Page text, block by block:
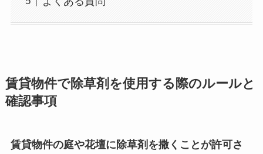
賃貸物件で除草剤を使用する際のルールと
確認事項
賃貸物件の庭や花壇に除草剤を撒くことが許可さ